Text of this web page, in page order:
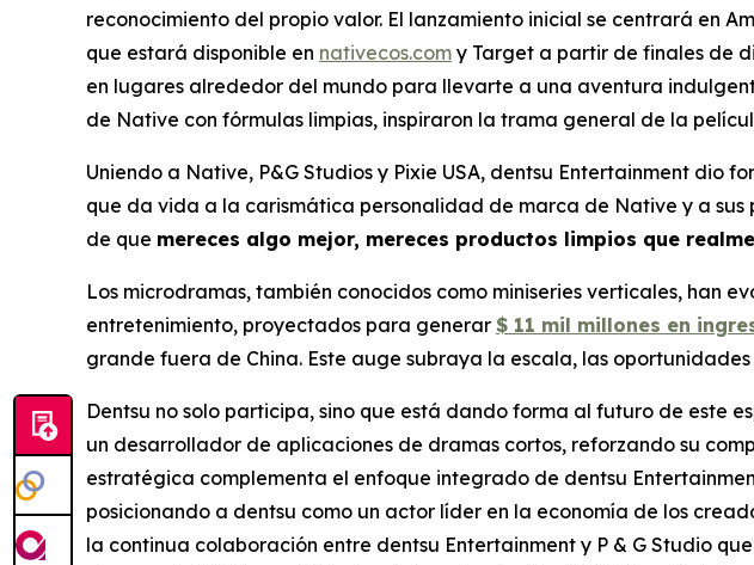
reconocimiento del propio valor. El lanzamiento inicial se centrará en
que estará disponible en nativecos.com y Target a partir de finales de
en lugares alrededor del mundo para llevarte a una aventura
de Native con fórmulas limpias, inspiraron la trama general de la
Uniendo a Native, P&G Studios y Pixie USA, dentsu Entertainment
que da vida a la carismática personalidad de marca de Native y a
de que mereces algo mejor, mereces productos limpios que
Los microdramas, también conocidos como miniseries verticales, han
entretenimiento, proyectados para generar $ 11 mil millones en
grande fuera de China. Este auge subraya la escala, las
Dentsu no solo participa, sino que está dando forma al futuro de este
un desarrollador de aplicaciones de dramas cortos, reforzando su
estratégica complementa el enfoque integrado de dentsu
posicionando a dentsu como un actor líder en la economía de los
la continua colaboración entre dentsu Entertainment y P & G Studio